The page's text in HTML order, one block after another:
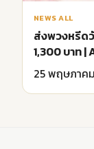
NEWS ALL
ส่งพวงหรีด
1,300 บาท |
25 พฤษภาค